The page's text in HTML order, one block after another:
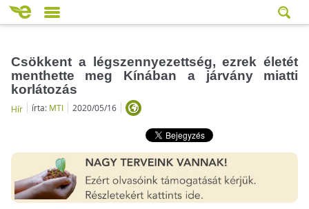
Csökkent a légszennyezettség, ezrek életét
menthette meg Kínában a járvány miatti
korlátozás
Hír írta: MTI 2020/05/16